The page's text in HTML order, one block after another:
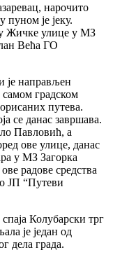
нарочито
пуном је јеку.
Жичке улице у МЗ
Већа ГО
је направљен
градском
путева.
се данас завршава.
Павловић, а
ове улице, данас
у МЗ Загорка
радове средства
ЈП “Путеви
Колубарски трг
је један од
дела града.